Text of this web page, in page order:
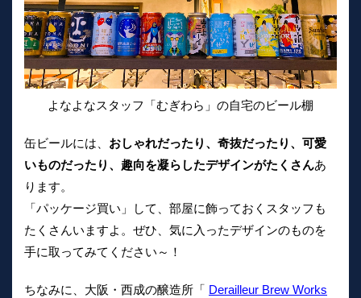
よなよなスタッフ「むぎわら」の自宅のビール棚
缶ビールには、 おしゃれだったり、奇抜だったり、可愛
いものだったり、趣向を凝らしたデザインがたくさんあ
ります。
「パッケージ買い」して、部屋に飾っておくスタッフも
たくさんいますよ。ぜひ、気に入ったデザインのものを
手に取ってみてください～！
ちなみに、大阪・西成の醸造所「 Derailleur Brew Works